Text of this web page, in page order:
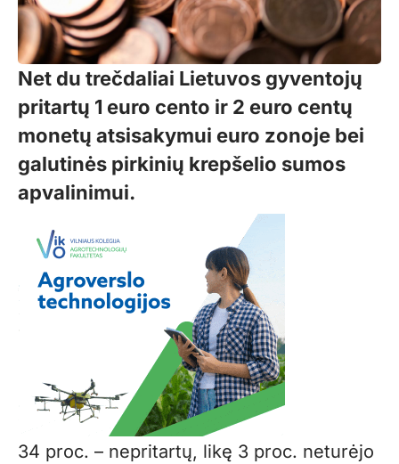
Net du trečdaliai Lietuvos gyventojų
pritartų 1 euro cento ir 2 euro centų
monetų atsisakymui euro zonoje bei
galutinės pirkinių krepšelio sumos
apvalinimui.
34 proc. – nepritartų, likę 3 proc. neturėjo